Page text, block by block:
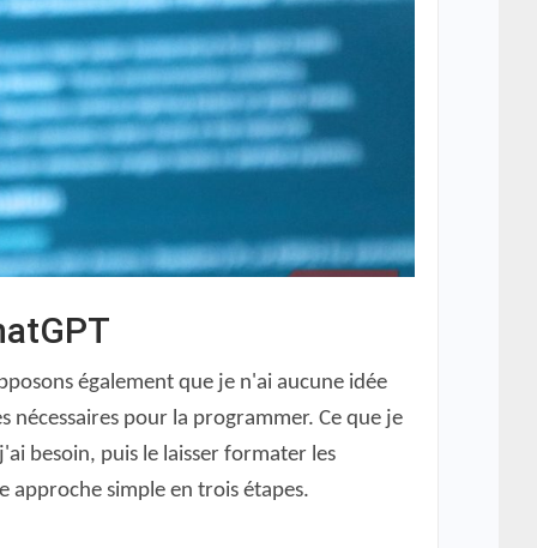
également que je n'ai aucune idée
pour la programmer. Ce que je
besoin, puis le laisser formater les
simple en trois étapes.